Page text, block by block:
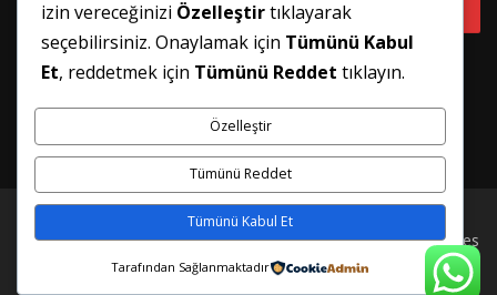
Telif hakkı © 2026 İSTANBUL PİMAPEN TAMİRİ–FameThemes
tarafındanOnePressteması
izin vereceğinizi Özelleştirtıklayarak
seçebilirsiniz. Onaylamak için Tümünü Kabul
Et, reddetmek için Tümünü Reddet tıklayın.
Özelleştir
Tümünü Reddet
Tümünü Kabul Et
Tarafından Sağlanmaktadır